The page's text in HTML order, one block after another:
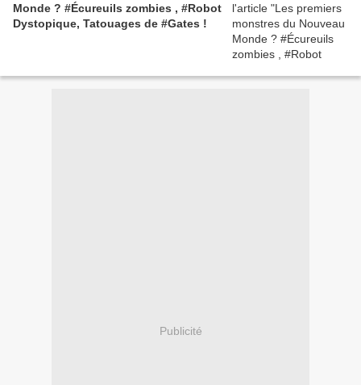
Monde ? #Écureuils zombies , #Robot
Dystopique, Tatouages de #Gates !
Publicité